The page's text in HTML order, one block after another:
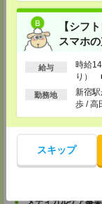
【シフ
スマホ
給与
時給
り）
る
勤務地
新宿
歩 / 高
スキップ
TEL：0120-457-235
MAIL：
担当：採用担当
東京都立川市錦町1-
TEL：0120-934-200
MAIL：
メディカルケア事
東京都町田市森野1-7-
MAIL：
メディカルケア事